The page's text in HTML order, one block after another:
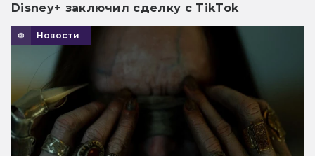
Disney+ заключил сделку с TikTok
Новости